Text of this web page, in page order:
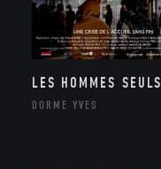
LES HOMMES SEULS
DORME YVES